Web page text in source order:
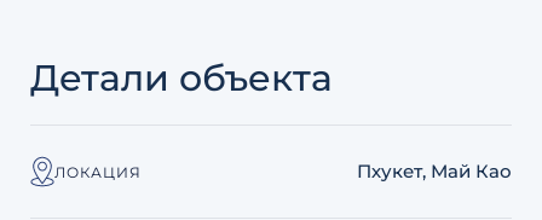
Детали объекта
ЛОКАЦИЯ Пхукет, Май Као